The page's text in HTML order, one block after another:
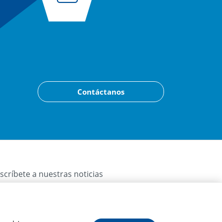
Contáctanos
a nuestras noticias